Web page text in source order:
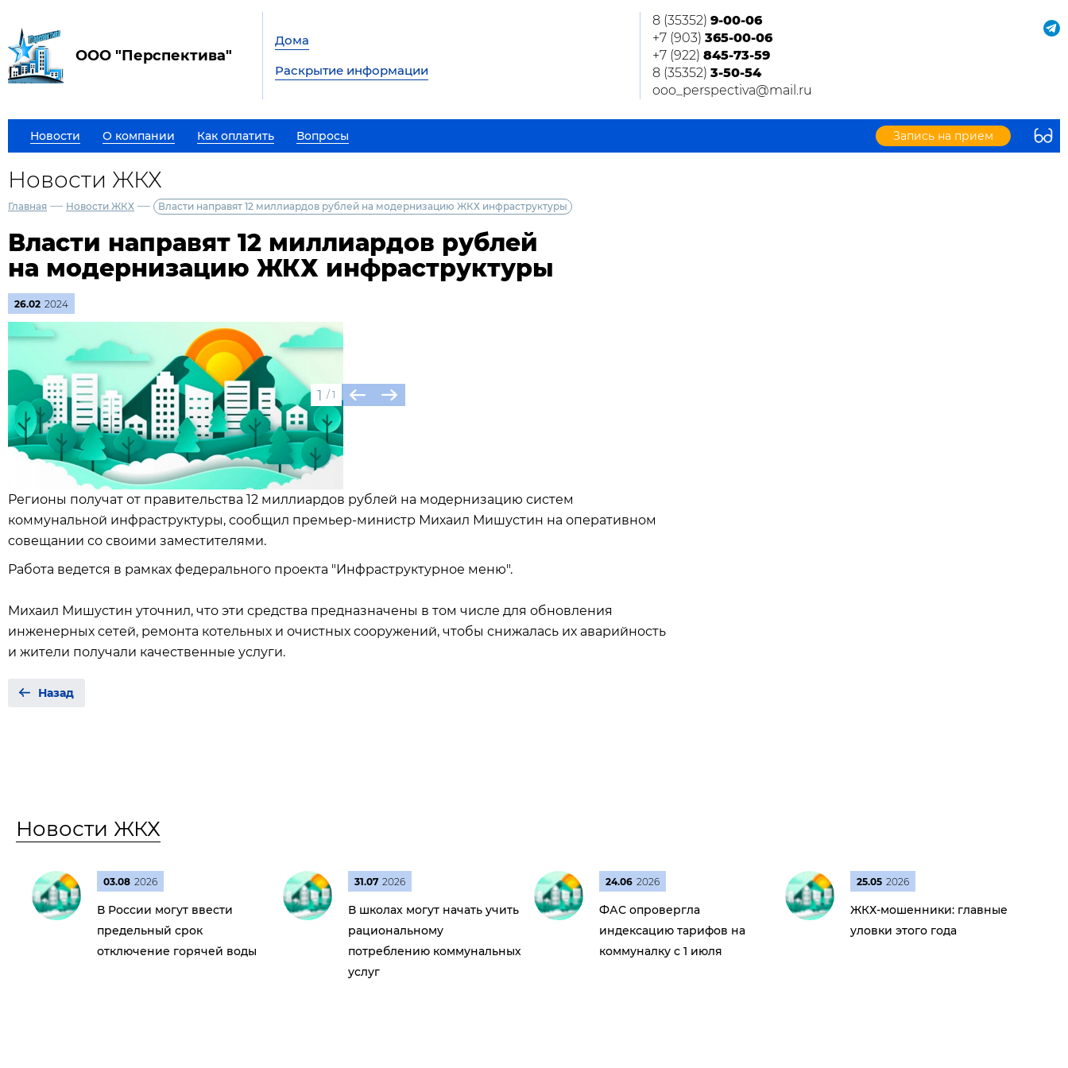
ООО "Перспектива"
Дома
Раскрытие информации
8 (35352) 9-00-06
+7 (903) 365-00-06
+7 (922) 845-73-59
8 (35352) 3-50-54
ooo_perspectiva@mail.ru
Новости О компании Как оплатить Вопросы Запись на прием
Новости ЖКХ
Главная — Новости ЖКХ — Власти направят 12 миллиардов рублей на модернизацию ЖКХ инфраструктуры
Власти направят 12 миллиардов рублей
на модернизацию ЖКХ инфраструктуры
26.02 2024
1 / 1
Регионы получат от правительства 12 миллиардов рублей на модернизацию систем
коммунальной инфраструктуры, сообщил премьер-министр Михаил Мишустин на оперативном
совещании со своими заместителями.
Работа ведется в рамках федерального проекта "Инфраструктурное меню".
Михаил Мишустин уточнил, что эти средства предназначены в том числе для обновления
инженерных сетей, ремонта котельных и очистных сооружений, чтобы снижалась их аварийность
и жители получали качественные услуги.
Назад
Новости ЖКХ
03.08 2026
В России могут ввести
предельный срок
отключение горячей воды
31.07 2026
В школах могут начать учить
рациональному
потреблению коммунальных
услуг
24.06 2026
ФАС опровергла
индексацию тарифов на
коммуналку с 1 июля
25.05 2026
ЖКХ-мошенники: главные
уловки этого года